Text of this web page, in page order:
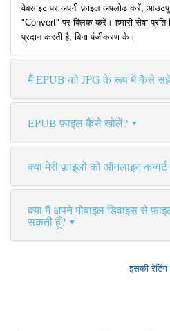
वेबसाइट पर अपनी फ़ाइल अपलोड करें,
"Convert" पर क्लिक करें। हमारी सेवा प्रति
प्रदान करती है, बिना पंजीकरण के।
मैं EPUB को JPG के रूप में कैसे
EPUB फ़ाइल कैसे खोलें?
क्या मेरी फ़ाइलों को ऑनलाइन कन्वर्ट
क्या मैं अपने मोबाइल डिवाइस से
सकती हूँ?
इसकी